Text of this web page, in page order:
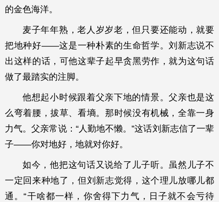
的金色海洋。
麦子年年熟，老人岁岁老，但只要还能动，就要
把地种好——这是一种朴素的生命哲学。刘新志说不
出这样的话，可他这辈子起早贪黑劳作，就为这句话
做了最踏实的注脚。
他想起小时候跟着父亲下地的情景。父亲也是这
么弯着腰，拔草、看墒。那时候没有机械，全靠一身
力气。父亲常说：“人勤地不懒。”这话刘新志信了一辈
子——你对地好，地就对你好。
如今，他把这句话又说给了儿子听。虽然儿子不
一定回来种地了，但刘新志觉得，这个理儿放哪儿都
通。“干啥都一样，你舍得下力气，日子就不会亏待